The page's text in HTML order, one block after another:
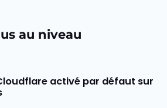
au niveau
activé par défaut sur